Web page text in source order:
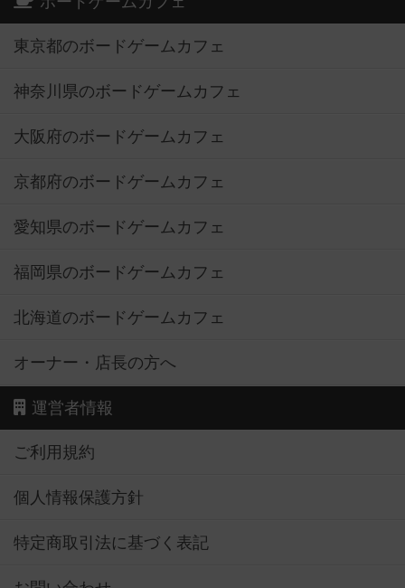
東京都のボードゲームカフェ
神奈川県のボードゲームカフェ
大阪府のボードゲームカフェ
京都府のボードゲームカフェ
愛知県のボードゲームカフェ
福岡県のボードゲームカフェ
北海道のボードゲームカフェ
オーナー・店長の方へ
運営者情報
ご利用規約
個人情報保護方針
特定商取引法に基づく表記